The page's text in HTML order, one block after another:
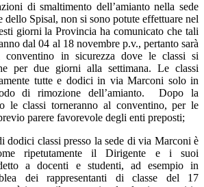
di smaltimento dell’amianto nella sede
dello Spisal, non si sono potute effettuare nel
giorni la Provincia ha comunicato che tali
dal 04 al 18 novembre p.v., pertanto sarà
in sicurezza dove le classi si
per due giorni alla settimana. Le classi
tutte e dodici in via Marconi solo in
di rimozione dell’amianto.
Dopo la
le classi torneranno al conventino, per le
parere favorevole degli enti preposti;
dodici classi presso la sede di via Marconi è
ripetutamente il Dirigente e i suoi
a docenti e studenti, ad esempio in
dei rappresentanti di classe del 17